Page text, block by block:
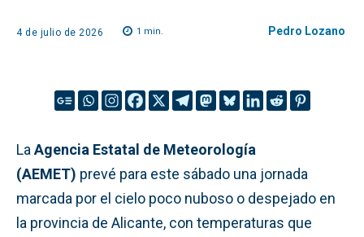
4 de julio de 2026 1 min. Pedro Lozano
La Agencia Estatal de Meteorología
(AEMET) prevé para este sábado una jornada
marcada por el cielo poco nuboso o despejado en
la provincia de Alicante, con temperaturas que